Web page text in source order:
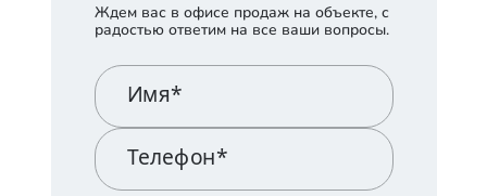
Ждем вас в офисе продаж на объекте, с
радостью ответим на все ваши вопросы.
Имя*
Телефон*